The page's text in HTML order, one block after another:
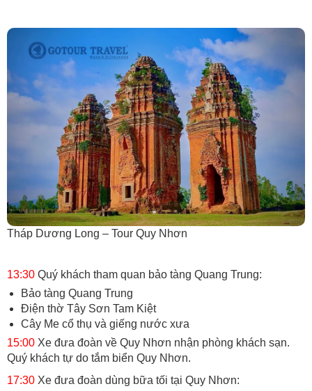
Tháp Dương Long – Tour Quy Nhơn
13:30 Quý khách tham quan bảo tàng Quang Trung:
Bảo tàng Quang Trung
Điện thờ Tây Sơn Tam Kiệt
Cây Me cổ thụ và giếng nước xưa
15:00 Xe đưa đoàn về Quy Nhơn nhận phòng khách sạn.
Quý khách tự do tắm biển Quy Nhơn.
17:30 Xe đưa đoàn dùng bữa tối tại Quy Nhơn: